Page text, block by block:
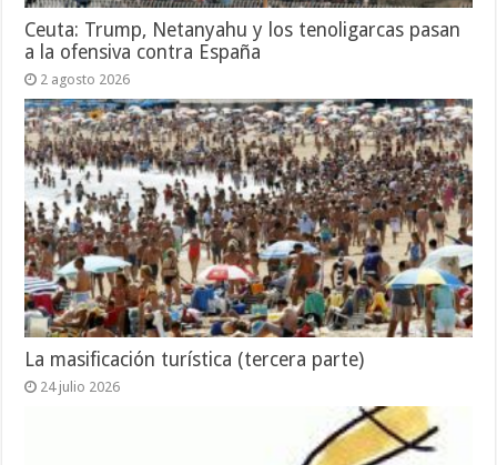
Ceuta: Trump, Netanyahu y los tenoligarcas pasan
a la ofensiva contra España
2 agosto 2026
La masificación turística (tercera parte)
24 julio 2026